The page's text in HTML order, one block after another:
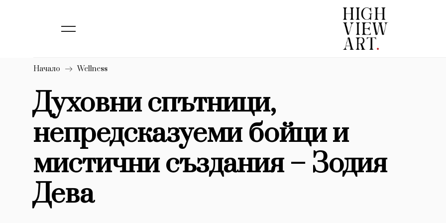
1633
Dialogue
Изкуство
4339
Красота
Дизайн 1272
Книги 1188
30+ 1970
Начало Wellness
Духовни спътници,
непредсказуеми бойци и
мистични създания – Зодия
Дева